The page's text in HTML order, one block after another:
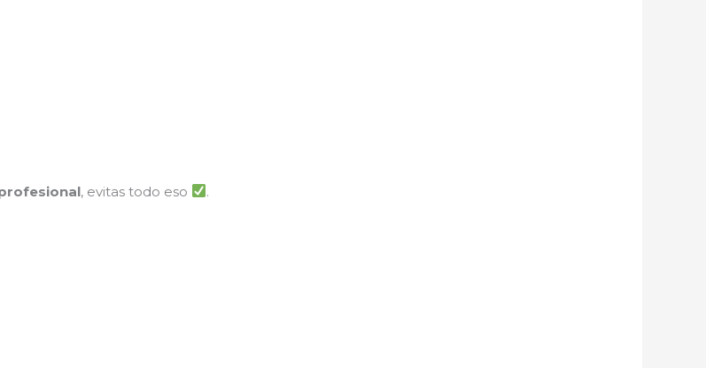
, evitas todo eso .